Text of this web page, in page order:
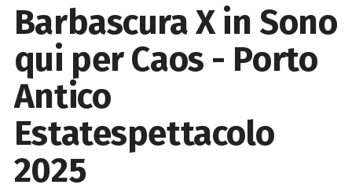
Barbascura X in Sono
qui per Caos - Porto
Antico
Estatespettacolo
2025